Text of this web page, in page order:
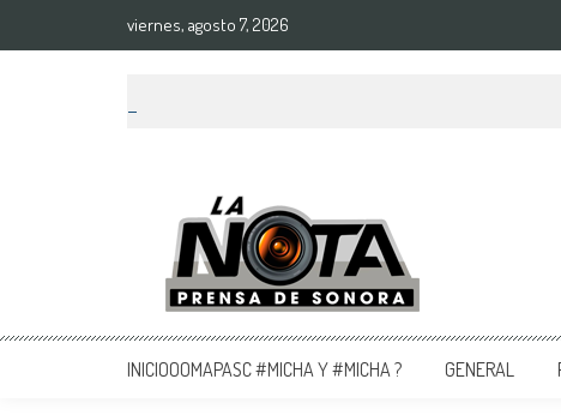
viernes, agosto 7, 2026
La Nota Prensa De Sonora
Noticias del día
INICIOOOMAPASC #MICHA Y #MICHA ? GENERAL